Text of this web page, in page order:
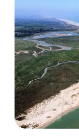
Surfen
Eten
en
drinken
Haaientanden
Zeehonden
Evenementen
Praktisch
Forum